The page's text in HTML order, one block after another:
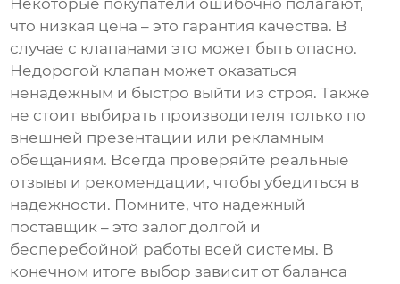
Некоторые покупатели ошибочно полагают,
что низкая цена – это гарантия качества. В
случае с клапанами это может быть опасно.
Недорогой клапан может оказаться
ненадежным и быстро выйти из строя. Также
не стоит выбирать производителя только по
внешней презентации или рекламным
обещаниям. Всегда проверяйте реальные
отзывы и рекомендации, чтобы убедиться в
надежности. Помните, что надежный
поставщик – это залог долгой и
бесперебойной работы всей системы. В
конечном итоге выбор зависит от баланса